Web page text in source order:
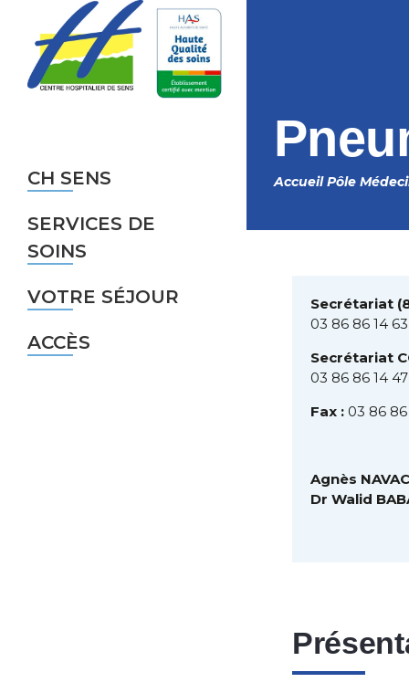
Aller au contenu principal
CH SENS
SERVICES DE
SOINS
VOTRE SÉJOUR
ACCÈS
Fil
d'Ariane
Accueil Pôle
Secrétariat
03 86 86 14
Secrétariat
03 86 86 14 47
Fax : 03 86 86
Agnès
Dr Walid